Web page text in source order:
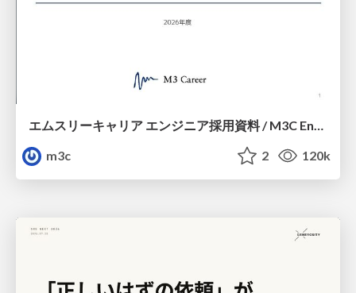
エムスリーキャリア エンジニア採用資料 / M3C Engineer Guide
m3c
2 120k